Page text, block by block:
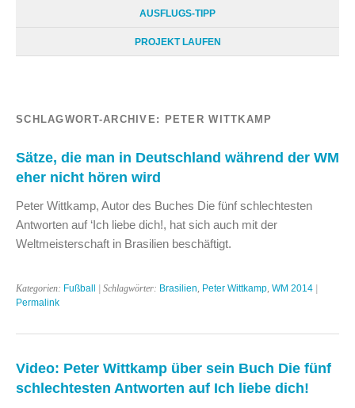
AUSFLUGS-TIPP
PROJEKT LAUFEN
SCHLAGWORT-ARCHIVE: PETER WITTKAMP
Sätze, die man in Deutschland während der WM
eher nicht hören wird
Peter Wittkamp, Autor des Buches Die fünf schlechtesten
Antworten auf ‘Ich liebe dich!, hat sich auch mit der
Weltmeisterschaft in Brasilien beschäftigt.
Kategorien: Fußball | Schlagwörter: Brasilien Peter Wittkamp WM 2014 |
Permalink
Video: Peter Wittkamp über sein Buch Die fünf
schlechtesten Antworten auf Ich liebe dich!